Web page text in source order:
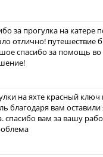
за прогулка на катере
отлично! путешествие
спасибо за помощь во
на яхте красный
благодаря вам
спасибо вам за вашу